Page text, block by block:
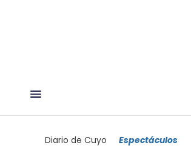
Diario de Cuyo Espectáculos